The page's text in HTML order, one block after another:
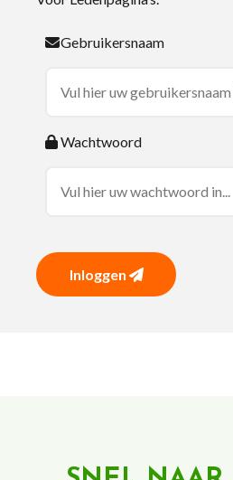
Gebruikersnaam
Wachtwoord
Inloggen